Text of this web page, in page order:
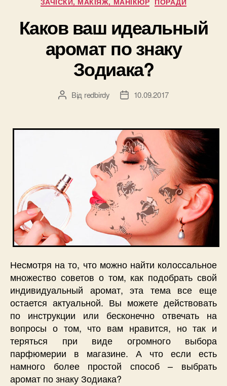
для
невесты”
Каков ваш идеальный
аромат по знаку
Зодиака?
Автор
Від redbirdy
Дата10.09.2017
Несмотря на то, что можно найти колоссальное
множество советов о том, как подобрать свой
индивидуальный аромат, эта тема все еще
остается актуальной. Вы можете действовать
по инструкции или бесконечно отвечать на
вопросы о том, что вам нравится, но так и
теряться при виде огромного выбора
парфюмерии в магазине. А что если есть
намного более простой способ – выбрать
аромат по знаку Зодиака?